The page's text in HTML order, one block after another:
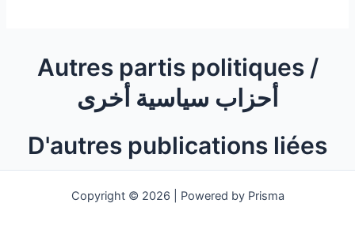
Autres partis politiques /
أحزاب سياسية أخرى
D'autres publications liées
Copyright © 2026 | Powered by Prisma